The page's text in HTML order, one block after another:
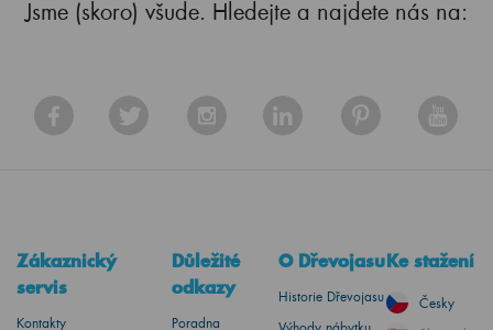
Jsme (skoro) všude. Hledejte a najdete nás na:
Zákaznický
servis
Kontakty
Důležité
odkazy
Poradna
O Dřevojasu
Historie Dřevojasu
Ke stažení
Česky